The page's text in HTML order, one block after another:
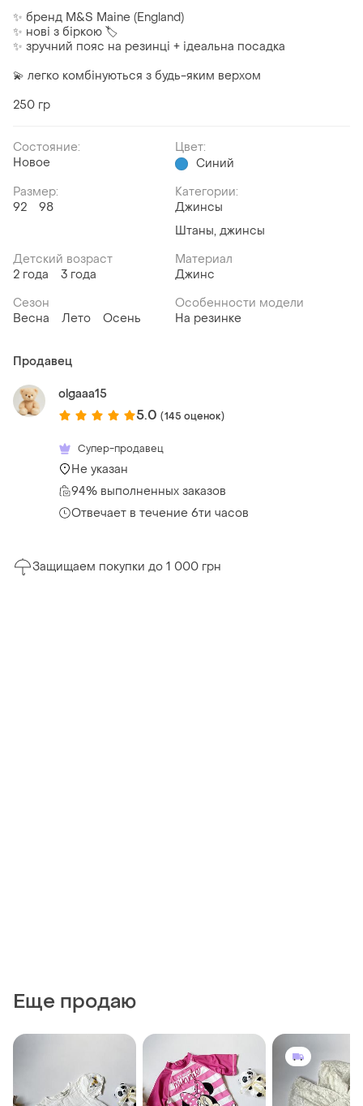
✨ бренд M&S Maine (England)
✨ нові з біркою 🏷
✨ зручний пояс на резинці + ідеальна посадка
💫 легко комбінуються з будь-яким верхом
250 гр
Состояние:
Новое
Цвет:
Синий
Размер:
92
98
Категории:
Джинсы
Штаны, джинсы
Детский возраст
2 года
3 года
Материал
Джинс
Сезон
Весна
Лето Осень
Особенности модели
На резинке
Продавец
olgaaa15
5.0 (145 оценок)
Супер-продавец
Не указан
94% выполненных заказов
Отвечает в течение 6ти часов
Защищаем покупки до 1 000 грн
Еще продаю